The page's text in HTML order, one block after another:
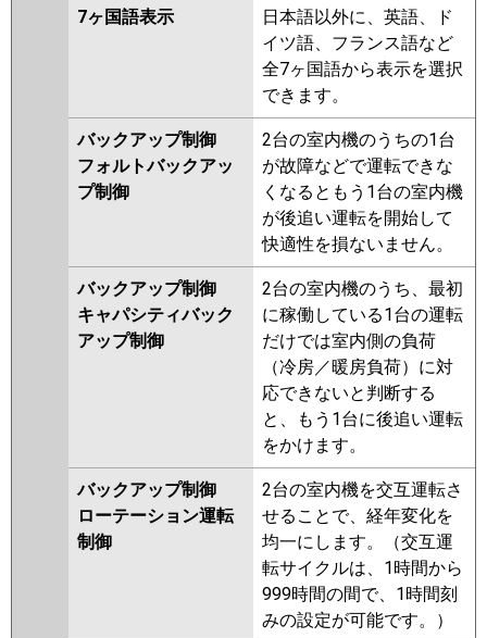
7ヶ国語表示
日本語以外に、英語、ド
イツ語、フランス語など
全7ヶ国語から表示を選択
できます。
バックアップ制御
フォルトバックアッ
プ制御
2台の室内機のうちの1台
が故障などで運転できな
くなるともう1台の室内機
が後追い運転を開始して
快適性を損ないません。
バックアップ制御
キャパシティバック
アップ制御
2台の室内機のうち、最初
に稼働している1台の運転
だけでは室内側の負荷
（冷房／暖房負荷）に対
応できないと判断する
と、もう1台に後追い運転
をかけます。
バックアップ制御
ローテーション運転
制御
2台の室内機を交互運転さ
せることで、経年変化を
均一にします。（交互運
転サイクルは、1時間から
999時間の間で、1時間刻
みの設定が可能です。）